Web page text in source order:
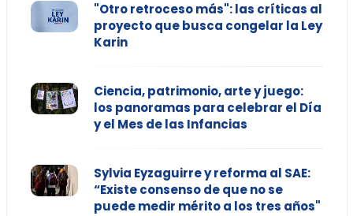
"Otro retroceso más": las críticas al
proyecto que busca congelar la Ley
Karin
Ciencia, patrimonio, arte y juego:
los panoramas para celebrar el Día
y el Mes de las Infancias
Sylvia Eyzaguirre y reforma al SAE:
“Existe consenso de que no se
puede medir mérito a los tres años"